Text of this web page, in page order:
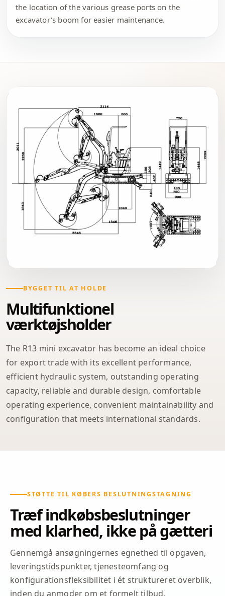
the location of the various grease ports on the
excavator's boom for easier maintenance.
BYGGET TIL AT HOLDE
Multifunktionel
værktøjsholder
The R13 mini excavator has become an ideal choice
for export trade with its excellent performance,
efficient hydraulic system, outstanding operating
capacity, reliable and durable design, comfortable
operating experience, convenient maintainability and
configuration that meets international standards.
STØTTE TIL KØBERS BESLUTNINGSTAGNING
Træf indkøbsbeslutninger
med klarhed, ikke på gætteri
Gennemgå ansøgningernes egnethed til opgaven,
leveringstidspunkter, tjenesteomfang og
konfigurationsfleksibilitet i ét struktureret overblik,
inden du anmoder om et formelt tilbud.